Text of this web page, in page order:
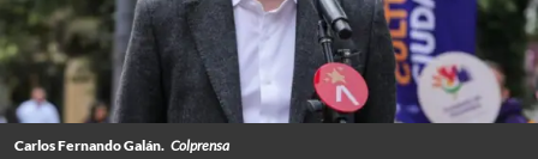
Carlos Fernando Galán. Colprensa